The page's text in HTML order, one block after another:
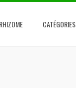
CATÉGORIES